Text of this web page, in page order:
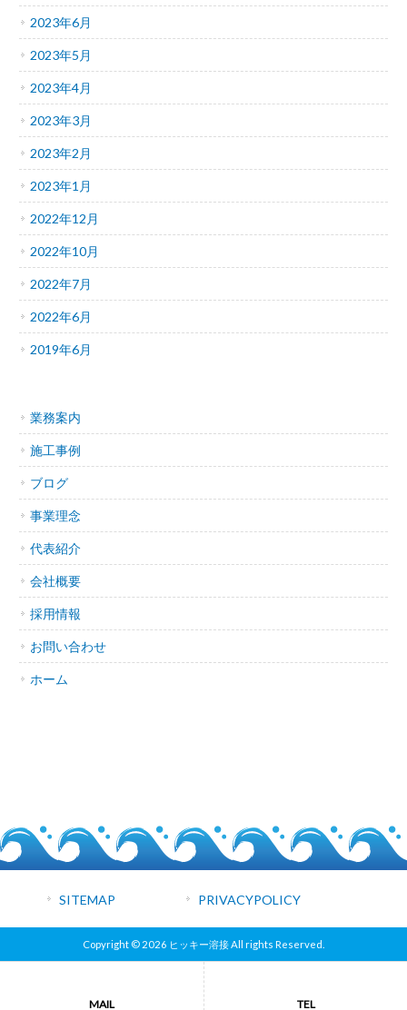
2023年6月
2023年5月
2023年4月
2023年3月
2023年2月
2023年1月
2022年12月
2022年10月
2022年7月
2022年6月
2019年6月
業務案内
施工事例
ブログ
事業理念
代表紹介
会社概要
採用情報
お問い合わせ
ホーム
SITEMAP PRIVACYPOLICY
Copyright © 2026 ヒッキー溶接 All rights Reserved.
MAIL TEL